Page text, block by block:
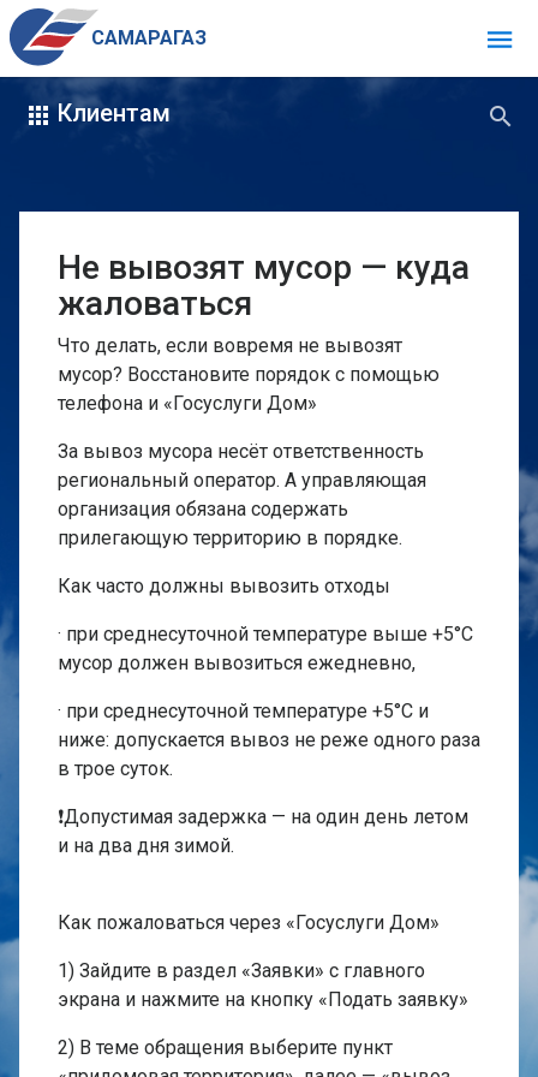
САМАРАГАЗ
Личный кабинет
Клиентам
Не вывозят мусор — куда
жаловаться
Что делать, если вовремя не вывозят
мусор? Восстановите порядок с помощью
телефона и «Госуслуги Дом»
За вывоз мусора несёт ответственность
региональный оператор. А управляющая
организация обязана содержать
прилегающую территорию в порядке.
Как часто должны вывозить отходы
· при среднесуточной температуре выше +5°C
мусор должен вывозиться ежедневно,
· при среднесуточной температуре +5°C и
ниже: допускается вывоз не реже одного раза
в трое суток.
❗Допустимая задержка — на один день летом
и на два дня зимой.
Как пожаловаться через «Госуслуги Дом»
1) Зайдите в раздел «Заявки» с главного
экрана и нажмите на кнопку «Подать заявку»
2) В теме обращения выберите пункт